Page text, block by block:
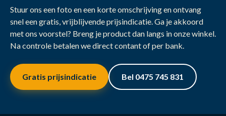
Stuur ons een foto en een korte omschrijving en ontvang
snel een gratis, vrijblijvende prijsindicatie. Ga je akkoord
met ons voorstel? Breng je product dan langs in onze winkel.
Na controle betalen we direct contant of per bank.
Gratis prijsindicatie Bel 0475 745 831